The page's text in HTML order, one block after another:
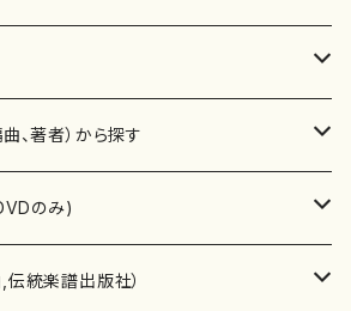
、著者）から探す
)
のみ)
等）演奏家
統楽譜出版社）